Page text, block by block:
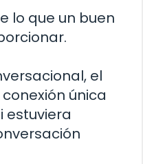
lo que un buen
el
única
estuviera